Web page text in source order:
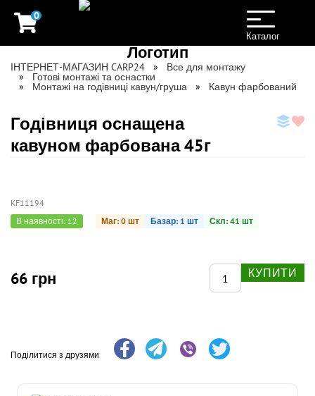
0
Toggle
navigation
Каталог
ІНТЕРНЕТ-МАГАЗИН CARP24 Все для монтажу
Готові монтажі та оснастки
Монтажі на годівниці кавун/груша Кавун фарбований
Годівниця оснащена
кавуном фарбована 45г
KF11194
В наявності: 12
Маг: 0 шт Базар: 1 шт Скл: 41 шт
66 грн КУПИТИ
Поділитися з друзями